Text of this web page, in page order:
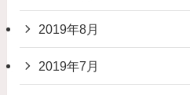
2019年8月
2019年7月